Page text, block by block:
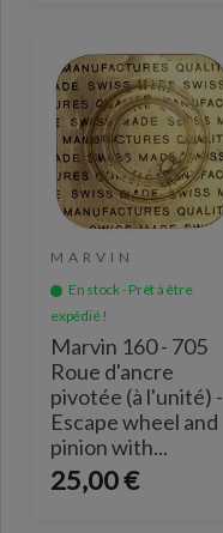
MARVIN
En stock - Prêt à être
expédié !
Marvin 160 - 705
Roue d'ancre
pivotée (à l'unité) -
Escape wheel and
pinion with...
25,00 €